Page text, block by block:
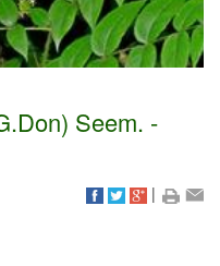
Seem. -
|